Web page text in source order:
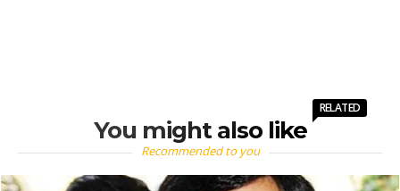
You might also like
RELATED
Recommended to you